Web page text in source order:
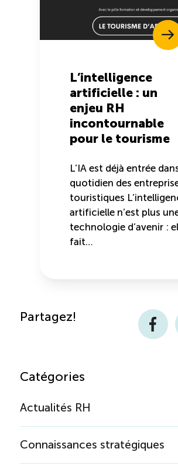
L’intelligence
artificielle : un
enjeu RH
incontournable
pour le tourisme
L’IA est déjà entrée
quotidien des
touristiques
artificielle n’est plus
technologie d’avenir :
fait…
Partagez!
Catégories
Actualités RH
Connaissances stratégiques